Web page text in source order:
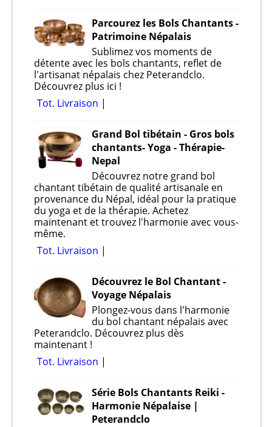
Parcourez les Bols Chantants -
Patrimoine Népalais
Sublimez vos moments de
détente avec les bols chantants, reflet de
l'artisanat népalais chez Peterandclo.
Découvrez plus ici !
Tot. Livraison
Grand Bol tibétain - Gros bols
chantants- Yoga - Thérapie-
Nepal
Découvrez notre grand bol
chantant tibétain de qualité artisanale en
provenance du Népal, idéal pour la pratique
du yoga et de la thérapie. Achetez
maintenant et trouvez l'harmonie avec vous-
même.
Tot. Livraison
Découvrez le Bol Chantant -
Voyage Népalais
Plongez-vous dans l'harmonie
du bol chantant népalais avec
Peterandclo. Découvrez plus dès
maintenant !
Tot. Livraison
Série Bols Chantants Reiki -
Harmonie Népalaise |
Peterandclo